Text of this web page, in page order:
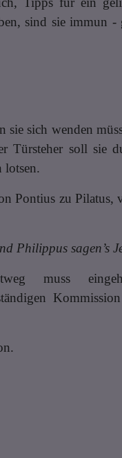
sind sie immun -
sie sich wenden
Türsteher soll sie
lotsen.
Pontius zu Pilatus,
Philippus sagen’s
muss